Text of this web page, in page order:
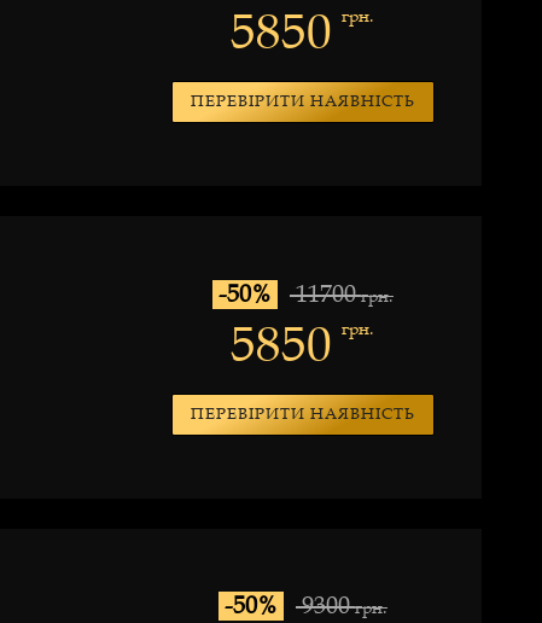
5850грн.
ПЕРЕВІРИТИ НАЯВНІСТЬ
-50% 11700грн.
5850грн.
ПЕРЕВІРИТИ НАЯВНІСТЬ
-50% 9300грн.